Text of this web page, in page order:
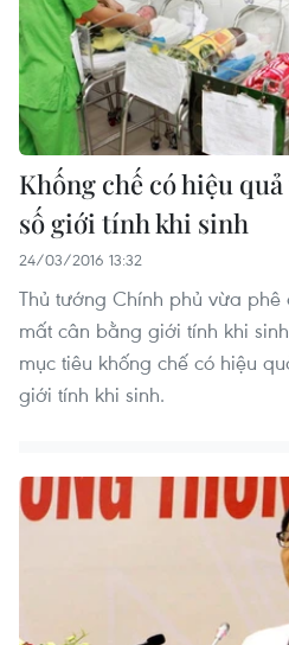
Khống chế có hiệu
số giới tính khi sinh
24/03/2016 13:32
Thủ tướng Chính phủ vừa
mất cân bằng giới tính khi
mục tiêu khống chế có hiệu
giới tính khi sinh.